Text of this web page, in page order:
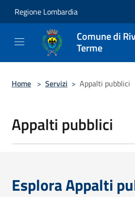
Regione Lombardia
Comune di
Terme
Home > Servizi > Appalti pubblici
Appalti pubblici
Esplora Appalti